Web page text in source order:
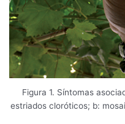
Figura 1. Síntomas
estriados cloróticos; b: